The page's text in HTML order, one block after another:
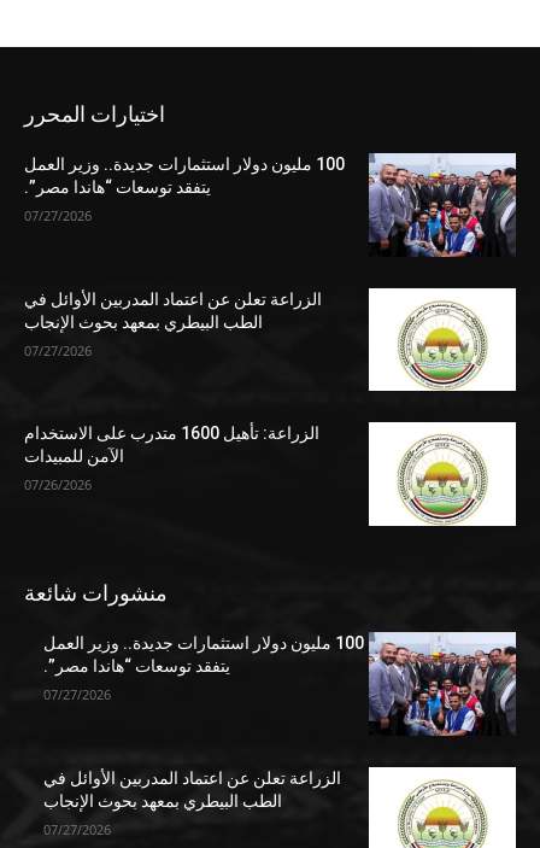
اختيارات المحرر
100 مليون دولار استثمارات جديدة.. وزير العمل
يتفقد توسعات “هاندا مصر”.
07/27/2026
الزراعة تعلن عن اعتماد المدربين الأوائل في
الطب البيطري بمعهد بحوث الإنجاب
07/27/2026
الزراعة: تأهيل 1600 متدرب على الاستخدام
الآمن للمبيدات
07/26/2026
منشورات شائعة
100 مليون دولار استثمارات جديدة.. وزير العمل
يتفقد توسعات “هاندا مصر”.
07/27/2026
الزراعة تعلن عن اعتماد المدربين الأوائل في
الطب البيطري بمعهد بحوث الإنجاب
07/27/2026